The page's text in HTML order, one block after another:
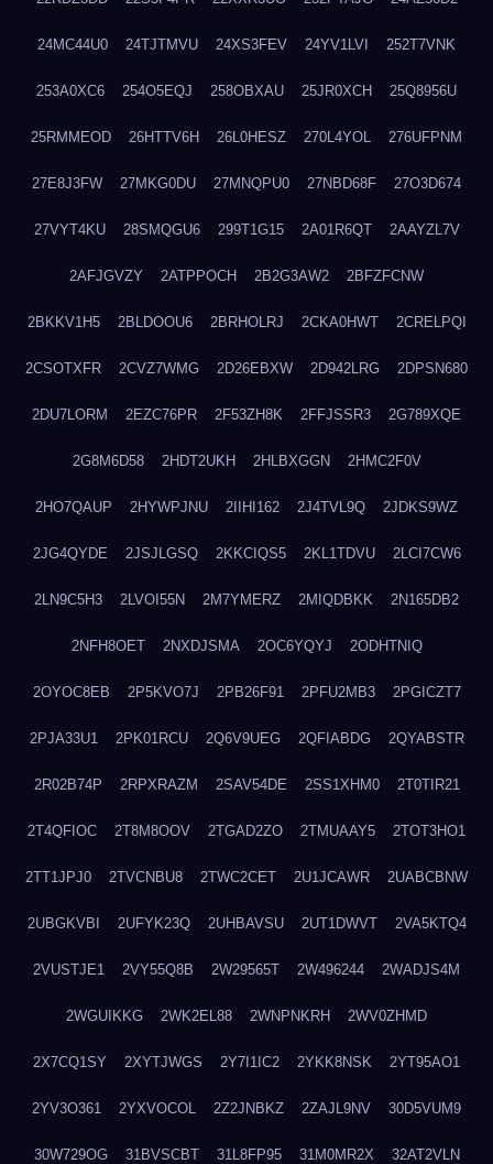
24MC44U0 24TJTMVU 24XS3FEV 24YV1LVI 252T7VNK
253A0XC6 254O5EQJ 258OBXAU 25JR0XCH 25Q8956U
25RMMEOD 26HTTV6H 26L0HESZ 270L4YOL 276UFPNM
27E8J3FW 27MKG0DU 27MNQPU0 27NBD68F 27O3D674
27VYT4KU 28SMQGU6 299T1G15 2A01R6QT 2AAYZL7V
2AFJGVZY 2ATPPOCH 2B2G3AW2 2BFZFCNW
2BKKV1H5 2BLDOOU6 2BRHOLRJ 2CKA0HWT 2CRELPQI
2CSOTXFR 2CVZ7WMG 2D26EBXW 2D942LRG 2DPSN680
2DU7LORM 2EZC76PR 2F53ZH8K 2FFJSSR3 2G789XQE
2G8M6D58 2HDT2UKH 2HLBXGGN 2HMC2F0V
2HO7QAUP 2HYWPJNU 2IIHI162 2J4TVL9Q 2JDKS9WZ
2JG4QYDE 2JSJLGSQ 2KKCIQS5 2KL1TDVU 2LCI7CW6
2LN9C5H3 2LVOI55N 2M7YMERZ 2MIQDBKK 2N165DB2
2NFH8OET 2NXDJSMA 2OC6YQYJ 2ODHTNIQ
2OYOC8EB 2P5KVO7J 2PB26F91 2PFU2MB3 2PGICZT7
2PJA33U1 2PK01RCU 2Q6V9UEG 2QFIABDG 2QYABSTR
2R02B74P 2RPXRAZM 2SAV54DE 2SS1XHM0 2T0TIR21
2T4QFIOC 2T8M8OOV 2TGAD2ZO 2TMUAAY5 2TOT3HO1
2TT1JPJ0 2TVCNBU8 2TWC2CET 2U1JCAWR 2UABCBNW
2UBGKVBI 2UFYK23Q 2UHBAVSU 2UT1DWVT 2VA5KTQ4
2VUSTJE1 2VY55Q8B 2W29565T 2W496244 2WADJS4M
2WGUIKKG 2WK2EL88 2WNPNKRH 2WV0ZHMD
2X7CQ1SY 2XYTJWGS 2Y7I1IC2 2YKK8NSK 2YT95AO1
2YV3O361 2YXVOCOL 2Z2JNBKZ 2ZAJL9NV 30D5VUM9
30W729OG 31BVSCBT 31L8FP95 31M0MR2X 32AT2VLN